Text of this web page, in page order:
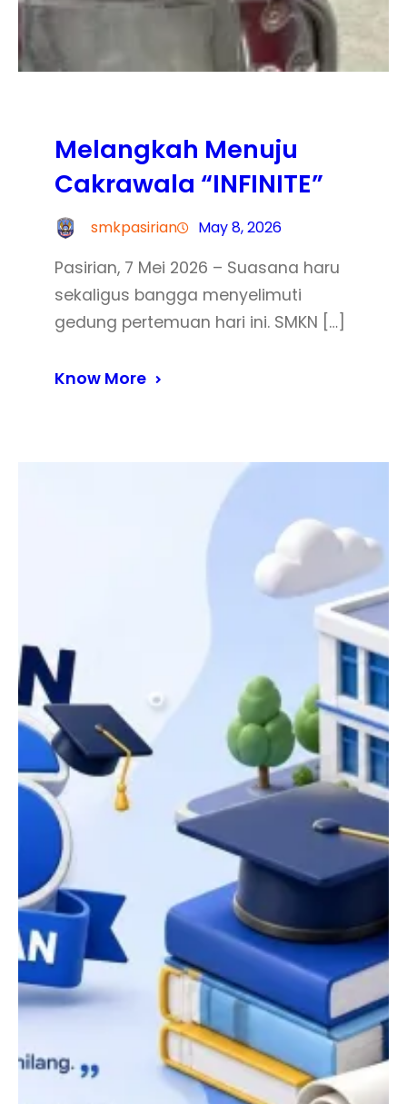
Melangkah Menuju
Cakrawala “INFINITE”
smkpasirian May 8, 2026
Pasirian, 7 Mei 2026 – Suasana haru
sekaligus bangga menyelimuti
gedung pertemuan hari ini. SMKN […]
Know More